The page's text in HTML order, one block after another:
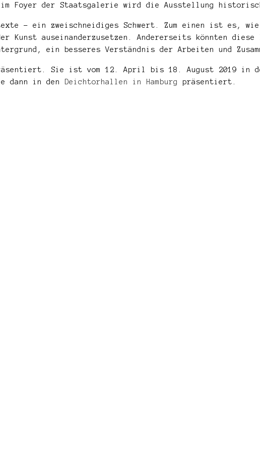
im Foyer der Staatsgalerie wird die Ausstellung
– ein zweischneidiges Schwert. Zum einen ist es, wie
Kunst auseinanderzusetzen. Andererseits könnten
ein besseres Verständnis der Arbeiten und
Sie ist vom 12. April bis 18. August 2019 in
dann in den
Deichtorhallen in Hamburg präsentiert.